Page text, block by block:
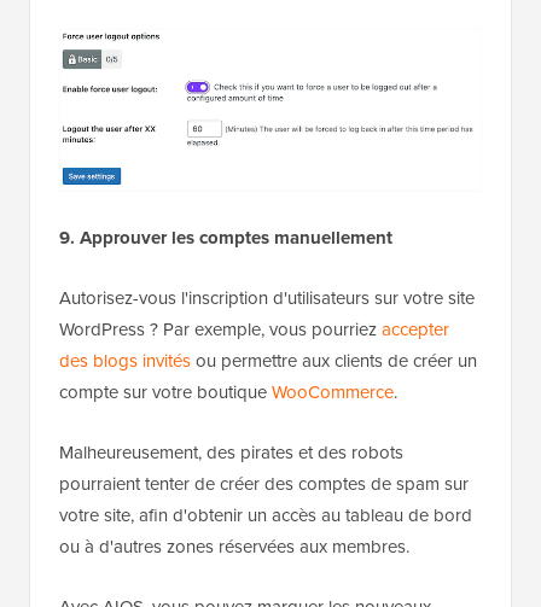
9. Approuver les comptes manuellement
Autorisez-vous l'inscription d'utilisateurs sur votre site
WordPress ? Par exemple, vous pourriezaccepter
des blogs invitésou permettre aux clients de créer un
compte sur votre boutiqueWooCommerce.
Malheureusement, des pirates et des robots
pourraient tenter de créer des comptes de spam sur
votre site, afin d'obtenir un accès au tableau de bord
ou à d'autres zones réservées aux membres.